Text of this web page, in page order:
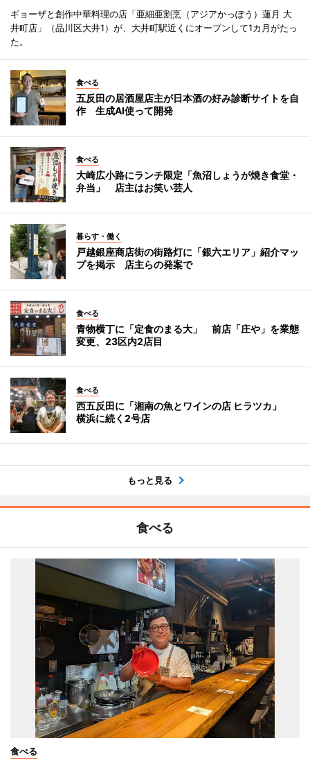
ギョーザと創作中華料理の店「亜細亜割烹（アジアかっぽう）蓮月 大
井町店」（品川区大井1）が、大井町駅近くにオープンして1カ月がたっ
た。
食べる
五反田の居酒屋店主が日本酒の好み診断サイトを自
作 生成AI使って開発
食べる
大崎広小路にランチ限定「魚沼しょうが焼き食堂・
弁当」 店主はお笑い芸人
暮らす・働く
戸越銀座商店街の街路灯に「銀六エリア」紹介マッ
プを掲示 店主らの発案で
食べる
青物横丁に「定食のまる大」 前店「庄や」を業態
変更、23区内2店目
食べる
西五反田に「湘南の魚とワインの店 ヒラツカ」
横浜に続く2号店
もっと見る
食べる
食べる